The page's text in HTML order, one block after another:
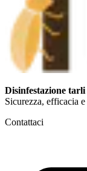
Disinfestazione tarli
Sicurezza, efficacia e
Contattaci